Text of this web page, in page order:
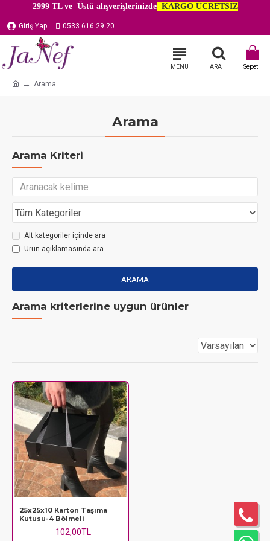
2999 TL ve Üstü alışverişlerinizdeKARGO ÜCRETSİZ
Giriş Yap 0533 616 29 20
Arama
Arama
Arama Kriteri
Alt kategoriler içinde ara
Ürün açıklamasında ara.
ARAMA
Arama kriterlerine uygun ürünler
25x25x10 Karton Taşıma
Kutusu-4 Bölmeli
102,00TL